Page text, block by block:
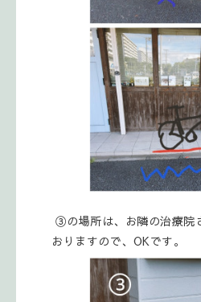
③の場所は、お隣の治療院
おりますので、OKです。